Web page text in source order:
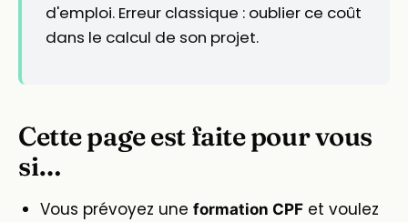
d'emploi. Erreur classique : oublier ce coût
dans le calcul de son projet.
Cette page est faite pour vous
si…
Vous prévoyez une formation CPF et voulez